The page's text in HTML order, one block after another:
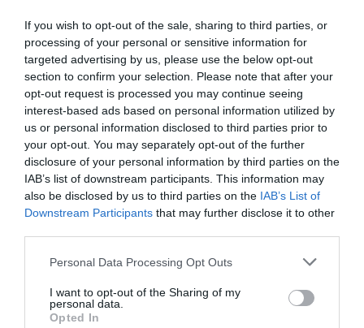
If you wish to opt-out of the sale, sharing to third parties, or
processing of your personal or sensitive information for
targeted advertising by us, please use the below opt-out
section to confirm your selection. Please note that after your
opt-out request is processed you may continue seeing
interest-based ads based on personal information utilized by
us or personal information disclosed to third parties prior to
your opt-out. You may separately opt-out of the further
disclosure of your personal information by third parties on the
IAB’s list of downstream participants. This information may
also be disclosed by us to third parties on the IAB’s List of
Downstream Participants that may further disclose it to other
Personal Data Processing Opt Outs
I want to opt-out of the Sharing of my
personal data.
Opted In